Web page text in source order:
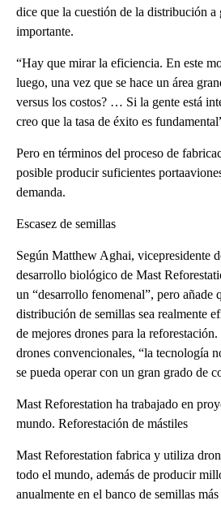
dice que la cuestión de la distribución a
importante.
“Hay que mirar la eficiencia. En este
luego, una vez que se hace un área
versus los costos? … Si la gente está
creo que la tasa de éxito es
Pero en términos del proceso de
posible producir suficientes
demanda.
Escasez de semillas
Según Matthew Aghai, vicepresidente
desarrollo biológico de Mast
un “desarrollo fenomenal”, pero añade
distribución de semillas sea realmente
de mejores drones para la
drones convencionales, “la tecnología
se pueda operar con un gran grado de
Mast Reforestation ha trabajado en
mundo. Reforestación de mástiles
Mast Reforestation fabrica y utiliza
todo el mundo, además de producir
anualmente en el banco de semillas